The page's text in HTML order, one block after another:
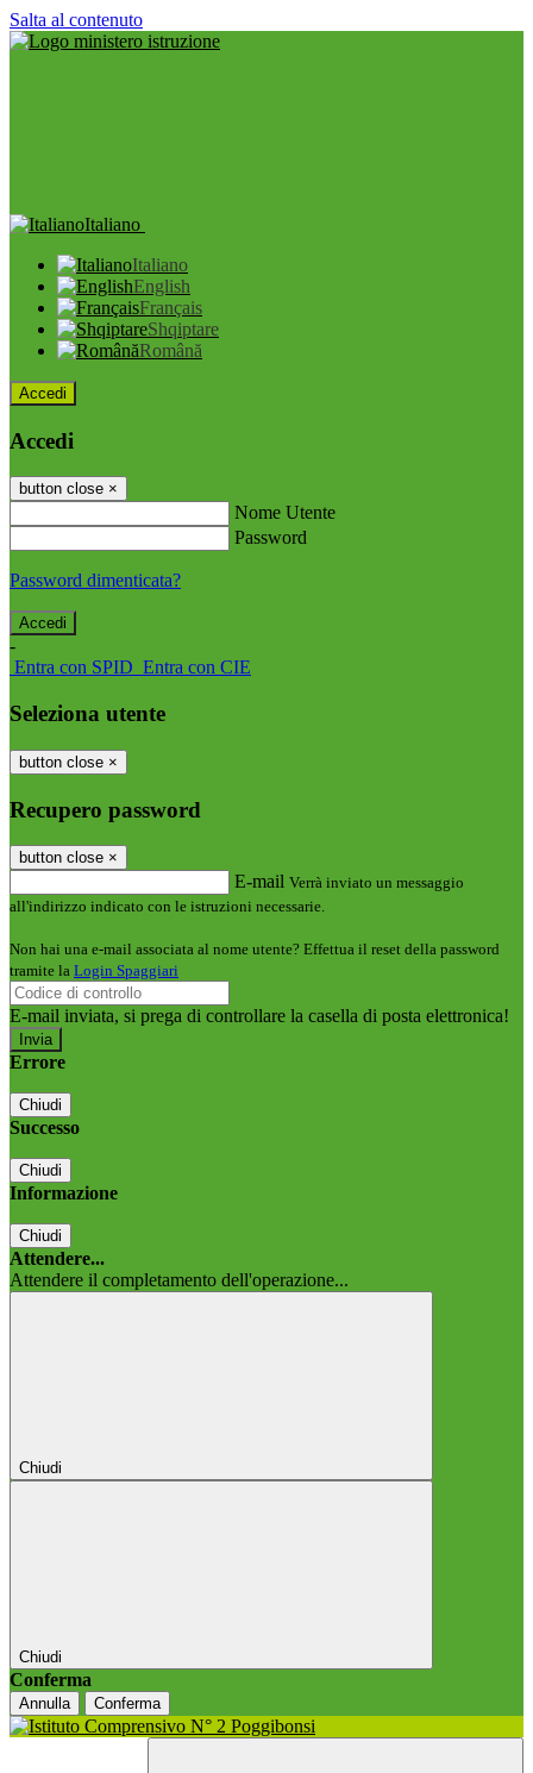
Salta al contenuto
Italiano
Italiano
English
Français
Shqiptare
Română
Accedi
Accedi
button close ×
Nome Utente
Password
Password dimenticata?
-
Entra con SPID Entra con CIE
Seleziona utente
button close ×
Recupero password
button close ×
E-mail Verrà inviato un messaggio
all'indirizzo indicato con le istruzioni necessarie.
Non hai una e-mail associata al nome utente? Effettua il reset della password
tramite la Login Spaggiari
E-mail inviata, si prega di controllare la casella di posta elettronica!
Errore
Chiudi
Successo
Chiudi
Informazione
Chiudi
Attendere...
Attendere il completamento dell'operazione...
Chiudi
Chiudi
Conferma
Annulla Conferma